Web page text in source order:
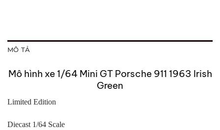
MÔ TẢ
Mô hình xe 1/64 Mini GT Porsche 911 1963 Irish
Green
Limited Edition
Diecast 1/64 Scale